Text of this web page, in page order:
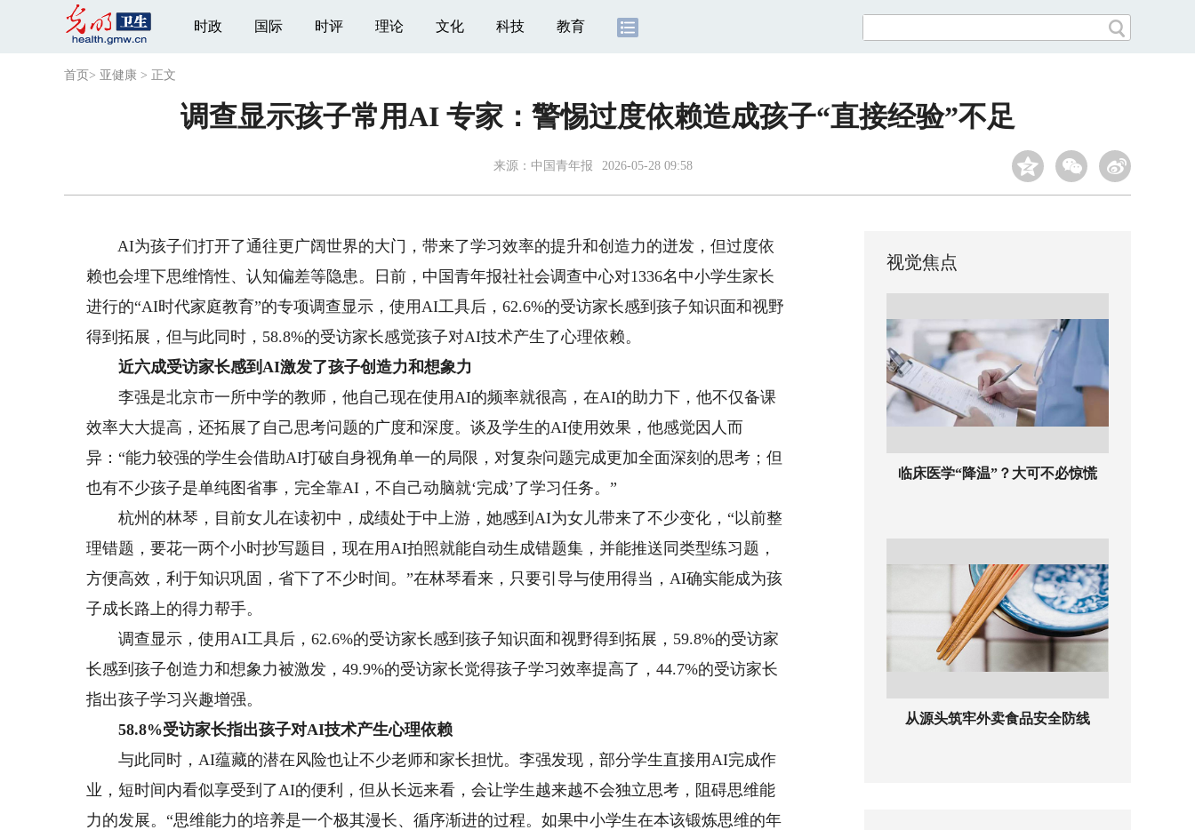
时政 国际 时评 理论 文化 科技 教育
首页 > 亚健康 > 正文
调查显示孩子常用AI 专家：警惕过度依赖造成孩子“直接经验”不足
来源： 中国青年报 2026-05-28 09:58
AI为孩子们打开了通往更广阔世界的大门，带来了学习效率的提升和创造力的迸发，但过度依
赖也会埋下思维惰性、认知偏差等隐患。日前，中国青年报社社会调查中心对1336名中小学生家长
进行的“AI时代家庭教育”的专项调查显示，使用AI工具后，62.6%的受访家长感到孩子知识面和视野
得到拓展，但与此同时，58.8%的受访家长感觉孩子对AI技术产生了心理依赖。
近六成受访家长感到AI激发了孩子创造力和想象力
李强是北京市一所中学的教师，他自己现在使用AI的频率就很高，在AI的助力下，他不仅备课
效率大大提高，还拓展了自己思考问题的广度和深度。谈及学生的AI使用效果，他感觉因人而
异：“能力较强的学生会借助AI打破自身视角单一的局限，对复杂问题完成更加全面深刻的思考；但
也有不少孩子是单纯图省事，完全靠AI，不自己动脑就‘完成’了学习任务。”
杭州的林琴，目前女儿在读初中，成绩处于中上游，她感到AI为女儿带来了不少变化，“以前整
理错题，要花一两个小时抄写题目，现在用AI拍照就能自动生成错题集，并能推送同类型练习题，
方便高效，利于知识巩固，省下了不少时间。”在林琴看来，只要引导与使用得当，AI确实能成为孩
子成长路上的得力帮手。
调查显示，使用AI工具后，62.6%的受访家长感到孩子知识面和视野得到拓展，59.8%的受访家
长感到孩子创造力和想象力被激发，49.9%的受访家长觉得孩子学习效率提高了，44.7%的受访家长
指出孩子学习兴趣增强。
58.8%受访家长指出孩子对AI技术产生心理依赖
与此同时，AI蕴藏的潜在风险也让不少老师和家长担忧。李强发现，部分学生直接用AI完成作
业，短时间内看似享受到了AI的便利，但从长远来看，会让学生越来越不会独立思考，阻碍思维能
力的发展。“思维能力的培养是一个极其漫长、循序渐进的过程。如果中小学生在本该锻炼思维的年
视觉焦点
临床医学“降温”？大可不必惊慌
从源头筑牢外卖食品安全防线